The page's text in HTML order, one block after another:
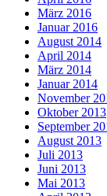
März 2016
Januar 2016
August 2014
April 2014
März 2014
Januar 2014
November
Oktober 2013
September
August 2013
Juli 2013
Juni 2013
Mai 2013